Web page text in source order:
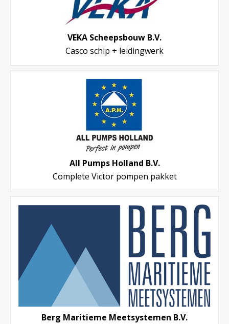
VEKA Scheepsbouw B.V.
Casco schip + leidingwerk
All Pumps Holland B.V.
Complete Victor pompen pakket
Berg Maritieme Meetsystemen B.V.